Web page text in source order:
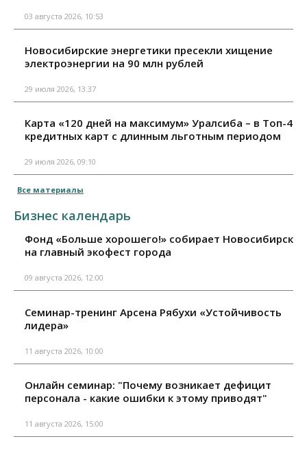
03 августа 2026, 10:53
Новосибирские энергетики пресекли хищение
электроэнергии на 90 млн рублей
29 июля 2026, 13:37
Карта «120 дней на максимум» Уралсиба – в Топ-4
кредитных карт с длинным льготным периодом
29 июля 2026, 09:10
Все материалы
Бизнес календарь
Фонд «Больше хорошего!» собирает Новосибирск
на главный экофест города
09 августа 2026, 12:00
Семинар-тренинг Арсена Рябухи «Устойчивость
лидера»
11 августа 2026, 10:00
Онлайн семинар: "Почему возникает дефицит
персонала - какие ошибки к этому приводят"
11 августа 2026, 15:00